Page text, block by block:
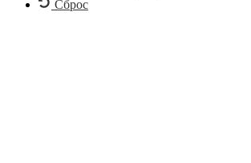
Сброс